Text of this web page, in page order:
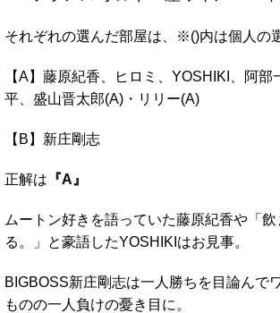
それぞれの選んだ部屋は、※()内は個人の
【A】藤原紀香、ヒロミ、YOSHIKI、阿部
平、盛山晋太郎(A)・リリー(A)
【B】新庄剛志
正解は 『A』
ムートン好きを語っていた藤原紀香や「
る。」と豪語したYOSHIKIはお見事。
BIGBOSS新庄剛志は一人勝ちを目論んで
ものの一人負けの憂き目に。